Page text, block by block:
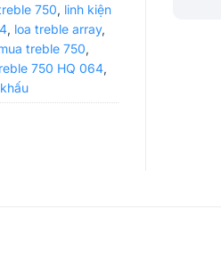
750, linh kiện
, loa treble array,
treble 750,
750 HQ 064,